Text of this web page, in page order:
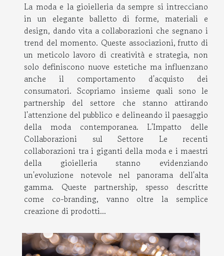
La moda e la gioielleria da sempre si intrecciano
in un elegante balletto di forme, materiali e
design, dando vita a collaborazioni che segnano i
trend del momento. Queste associazioni, frutto di
un meticolo lavoro di creatività e strategia, non
solo definiscono nuove estetiche ma influenzano
anche il comportamento d'acquisto dei
consumatori. Scopriamo insieme quali sono le
partnership del settore che stanno attirando
l'attenzione del pubblico e delineando il paesaggio
della moda contemporanea. L'Impatto delle
Collaborazioni sul Settore Le recenti
collaborazioni tra i giganti della moda e i maestri
della gioielleria stanno evidenziando
un'evoluzione notevole nel panorama dell'alta
gamma. Queste partnership, spesso descritte
come co-branding, vanno oltre la semplice
creazione di prodotti...